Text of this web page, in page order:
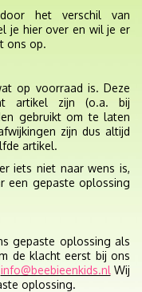
het verschil van
je hier over en wil je er
ons op.
op voorraad is. Deze
artikel zijn (o.a. bij
gebruikt om te laten
zijn dus altijd
artikel.
iets niet naar wens is,
een gepaste oplossing
gepaste oplossing als
de klacht eerst bij ons
info@beebieenkids.nl Wij
oplossing.